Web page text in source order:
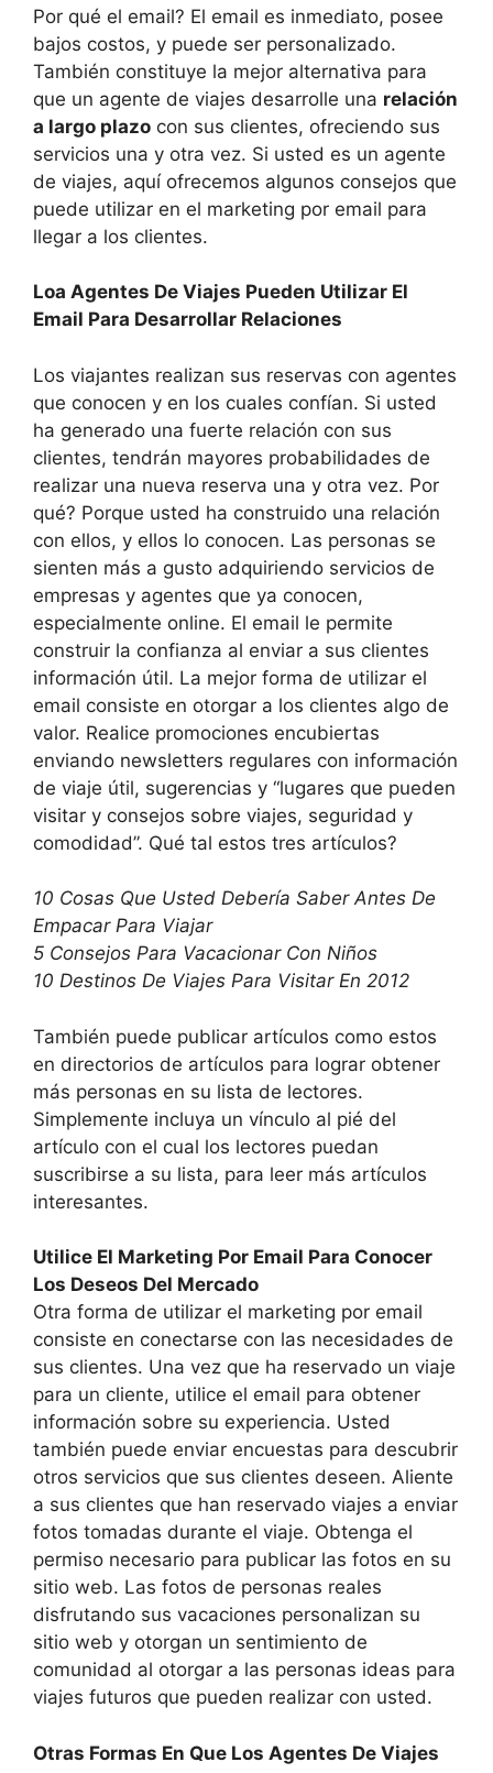
Por qué el email? El email es inmediato, posee
bajos costos, y puede ser personalizado.
También constituye la mejor alternativa para
que un agente de viajes desarrolle una relación
a largo plazo con sus clientes, ofreciendo sus
servicios una y otra vez. Si usted es un agente
de viajes, aquí ofrecemos algunos consejos que
puede utilizar en el marketing por email para
llegar a los clientes.
Loa Agentes De Viajes Pueden Utilizar El
Email Para Desarrollar Relaciones
Los viajantes realizan sus reservas con agentes
que conocen y en los cuales confían. Si usted
ha generado una fuerte relación con sus
clientes, tendrán mayores probabilidades de
realizar una nueva reserva una y otra vez. Por
qué? Porque usted ha construido una relación
con ellos, y ellos lo conocen. Las personas se
sienten más a gusto adquiriendo servicios de
empresas y agentes que ya conocen,
especialmente online. El email le permite
construir la confianza al enviar a sus clientes
información útil. La mejor forma de utilizar el
email consiste en otorgar a los clientes algo de
valor. Realice promociones encubiertas
enviando newsletters regulares con información
de viaje útil, sugerencias y “lugares que pueden
visitar y consejos sobre viajes, seguridad y
comodidad”. Qué tal estos tres artículos?
10 Cosas Que Usted Debería Saber Antes De
Empacar Para Viajar
5 Consejos Para Vacacionar Con Niños
10 Destinos De Viajes Para Visitar En 2012
También puede publicar artículos como estos
en directorios de artículos para lograr obtener
más personas en su lista de lectores.
Simplemente incluya un vínculo al pié del
artículo con el cual los lectores puedan
suscribirse a su lista, para leer más artículos
interesantes.
Utilice El Marketing Por Email Para Conocer
Los Deseos Del Mercado
Otra forma de utilizar el marketing por email
consiste en conectarse con las necesidades de
sus clientes. Una vez que ha reservado un viaje
para un cliente, utilice el email para obtener
información sobre su experiencia. Usted
también puede enviar encuestas para descubrir
otros servicios que sus clientes deseen. Aliente
a sus clientes que han reservado viajes a enviar
fotos tomadas durante el viaje. Obtenga el
permiso necesario para publicar las fotos en su
sitio web. Las fotos de personas reales
disfrutando sus vacaciones personalizan su
sitio web y otorgan un sentimiento de
comunidad al otorgar a las personas ideas para
viajes futuros que pueden realizar con usted.
Otras Formas En Que Los Agentes De Viajes